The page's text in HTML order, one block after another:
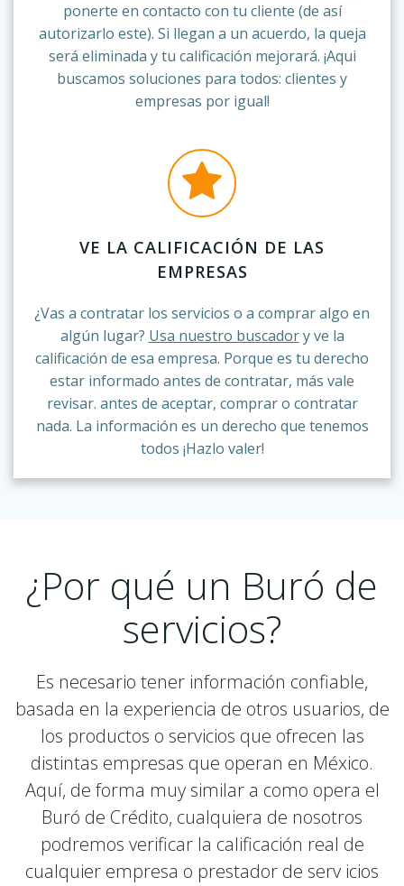
ponerte en contacto con tu cliente (de así
autorizarlo este). Si llegan a un acuerdo, la queja
será eliminada y tu calificación mejorará. ¡Aqui
buscamos soluciones para todos: clientes y
empresas por igual!
VE LA CALIFICACIÓN DE LAS
EMPRESAS
¿Vas a contratar los servicios o a comprar algo en
algún lugar? Usa nuestro buscadory ve la
calificación de esa empresa. Porque es tu derecho
estar informado antes de contratar, más vale
revisar. antes de aceptar, comprar o contratar
nada. La información es un derecho que tenemos
todos ¡Hazlo valer!
¿Por qué un Buró de
servicios?
Es necesario tener información confiable,
basada en la experiencia de otros usuarios, de
los productos o servicios que ofrecen las
distintas empresas que operan en México.
Aquí, de forma muy similar a como opera el
Buró de Crédito, cualquiera de nosotros
podremos verificar la calificación real de
cualquier empresa o prestador de serv icios